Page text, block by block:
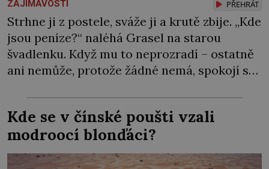
ZAJÍMAVOSTI PŘEHRÁT
Strhne ji z postele, sváže ji a krutě zbije. „Kde
jsou peníze?“ naléhá Grasel na starou
švadlenku. Když mu to neprozradí – ostatně
ani nemůže, protože žádné nemá, spokojí se
Zraněná žena pár dní nato umírá. Je to muž
nebývale krutý. Jeho činy budí hrůzu ještě
dlouho po jeho smrti […]
Kde se v čínské poušti vzali
modroocí blonďáci?